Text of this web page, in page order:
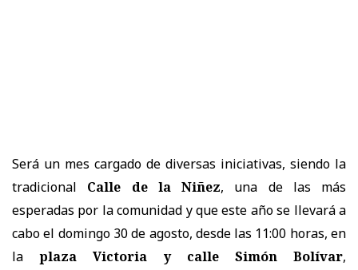
Será un mes cargado de diversas iniciativas, siendo la
tradicional
Calle de la Niñez, una de las más
esperadas por la comunidad y que este año se llevará a
cabo el domingo 30 de agosto, desde las 11:00 horas, en
la
plaza Victoria y calle Simón Bolívar,